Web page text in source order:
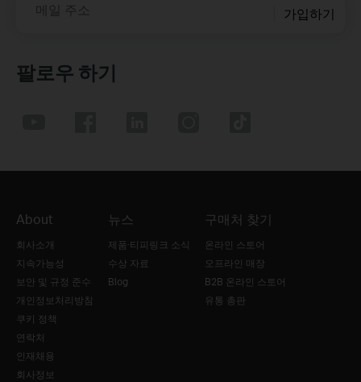
메일 주소 가입하기
팔로우 하기
About
회사소개
지속가능성
보안 및 규정 준수
개인정보처리방침
쿠키 정책
연락처
인재채용
회사정보
뉴스
제품·티피링크 소식
수상 자료
Blog
구매처 찾기
온라인 스토어
오프라인 매장
B2B 온라인 스토어
유통 총판